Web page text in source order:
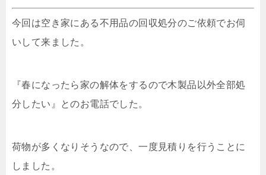
今回は空き家にある不用品の回収処分のご依頼でお伺
いして来ました。
『春になったら家の解体をするので木製品以外全部処
分したい』とのお電話でした。
荷物が多くなりそうなので、一度見積りを行うことに
しました。